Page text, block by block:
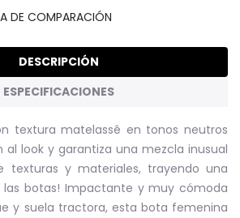
DE COMPARACIÓN
DESCRIPCIÓN
ESPECIFICACIONES
textura matelassê en tonos neutros
look y garantiza una mezcla inusual
texturas y materiales, trayendo una
las botas! Impactante y muy cómoda
y suela tractora, esta bota femenina